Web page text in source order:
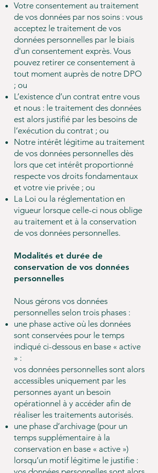
Votre consentement au traitement
de vos données par nos soins : vous
acceptez le traitement de vos
données personnelles par le biais
d'un consentement exprès. Vous
pouvez retirer ce consentement à
tout moment auprès de notre DPO
; ou
L’existence d’un contrat entre vous
et nous : le traitement des données
est alors justifié par les besoins de
l’exécution du contrat ; ou
Notre intérêt légitime au traitement
de vos données personnelles dès
lors que cet intérêt proportionné
respecte vos droits fondamentaux
et votre vie privée ; ou
La Loi ou la réglementation en
vigueur lorsque celle-ci nous oblige
au traitement et à la conservation
de vos données personnelles.
Modalités et durée de
conservation de vos données
personnelles
Nous gérons vos données
personnelles selon trois phases :
une phase active où les données
sont conservées pour le temps
indiqué ci-dessous en base « active
» :
vos données personnelles sont alors
accessibles uniquement par les
personnes ayant un besoin
opérationnel à y accéder afin de
réaliser les traitements autorisés.
une phase d’archivage (pour un
temps supplémentaire à la
conservation en base « active »)
lorsqu’un motif légitime le justifie :